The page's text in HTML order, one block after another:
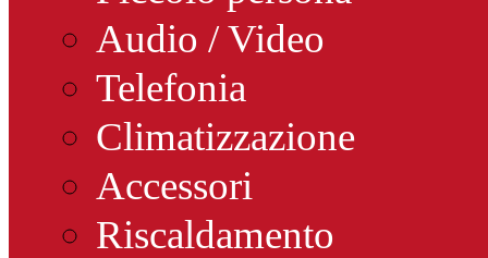
Audio / Video
Telefonia
Climatizzazione
Accessori
Riscaldamento